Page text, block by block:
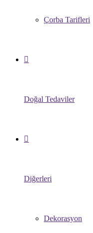
Çorba Tarifleri
Doğal Tedaviler
Diğerleri
Dekorasyon